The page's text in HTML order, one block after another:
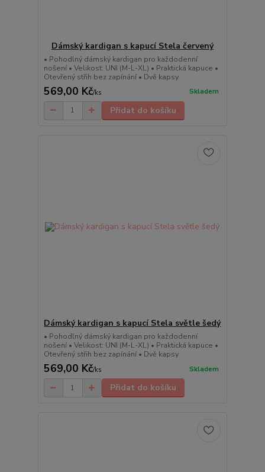
Dámský kardigan s kapucí Stela červený
• Pohodlný dámský kardigan pro každodenní
nošení • Velikost: UNI (M-L-XL) • Praktická kapuce •
Otevřený střih bez zapínání • Dvě kapsy
569,00 Kč/ks Skladem
Přidat do košíku
Dámský kardigan s kapucí Stela světle šedý
• Pohodlný dámský kardigan pro každodenní
nošení • Velikost: UNI (M-L-XL) • Praktická kapuce •
Otevřený střih bez zapínání • Dvě kapsy
569,00 Kč/ks Skladem
Přidat do košíku